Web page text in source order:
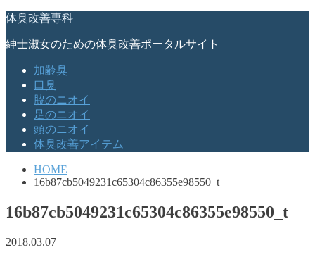
体臭改善専科
紳士淑女のための体臭改善ポータルサイト
加齢臭
口臭
脇のニオイ
足のニオイ
頭のニオイ
体臭改善アイテム
HOME
16b87cb5049231c65304c86355e98550_t
16b87cb5049231c65304c86355e98550_t
2018.03.07